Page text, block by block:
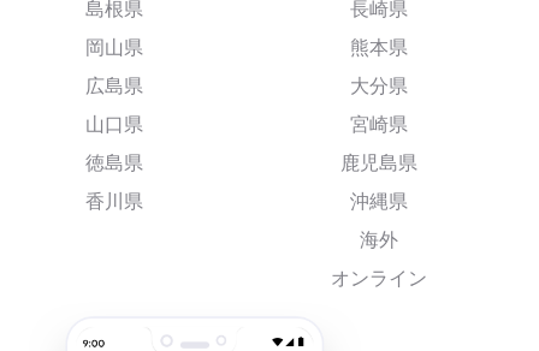
島根県
岡山県
広島県
山口県
徳島県
香川県
長崎県
熊本県
大分県
宮崎県
鹿児島県
沖縄県
海外
オンライン